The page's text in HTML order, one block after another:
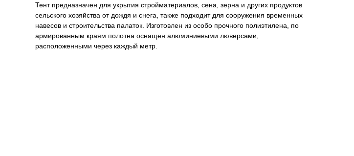
Тент предназначен для укрытия стройматериалов, сена, зерна и других продуктов
сельского хозяйства от дождя и снега, также подходит для сооружения временных
навесов и строительства палаток. Изготовлен из особо прочного полиэтилена, по
армированным краям полотна оснащен алюминиевыми люверсами,
расположенными через каждый метр.